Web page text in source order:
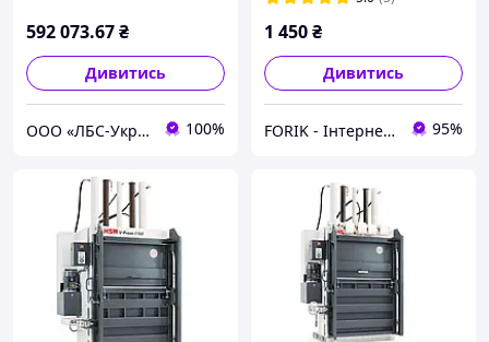
592 073.67₴
Дивитись
ООО «ЛБС-Україна» 100%
1 450₴
Дивитись
FORIK - Інтернет гіпермаркет 95%